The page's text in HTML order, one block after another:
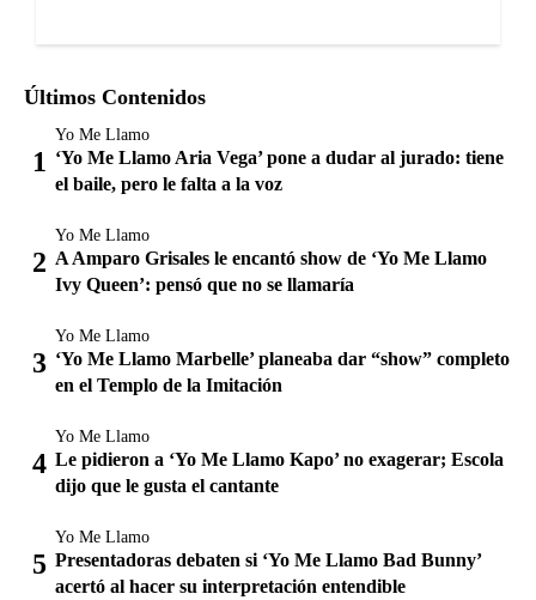
Últimos Contenidos
Yo Me Llamo
‘Yo Me Llamo Aria Vega’ pone a dudar al jurado: tiene
el baile, pero le falta a la voz
Yo Me Llamo
A Amparo Grisales le encantó show de ‘Yo Me Llamo
Ivy Queen’: pensó que no se llamaría
Yo Me Llamo
‘Yo Me Llamo Marbelle’ planeaba dar “show” completo
en el Templo de la Imitación
Yo Me Llamo
Le pidieron a ‘Yo Me Llamo Kapo’ no exagerar; Escola
dijo que le gusta el cantante
Yo Me Llamo
Presentadoras debaten si ‘Yo Me Llamo Bad Bunny’
acertó al hacer su interpretación entendible